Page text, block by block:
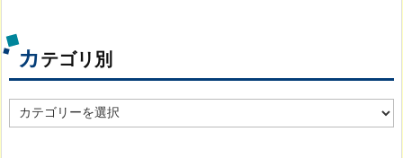
カテゴリ別
テ